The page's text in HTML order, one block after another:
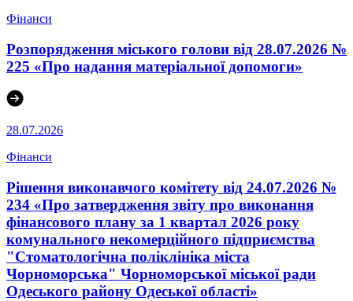
Фінанси
Розпорядження міського голови від 28.07.2026 №
225 «Про надання матеріальної допомоги»
28.07.2026
Фінанси
Рішення виконавчого комітету від 24.07.2026 №
234 «Про затвердження звіту про виконання
фінансового плану за 1 квартал 2026 року
комунального некомерційного підприємства
"Стоматологічна поліклініка міста
Чорноморська" Чорноморської міської ради
Одеського району Одеської області»